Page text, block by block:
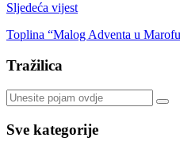
Sljedeća vijest
Toplina “Malog Adventa u
Tražilica
Sve kategorije